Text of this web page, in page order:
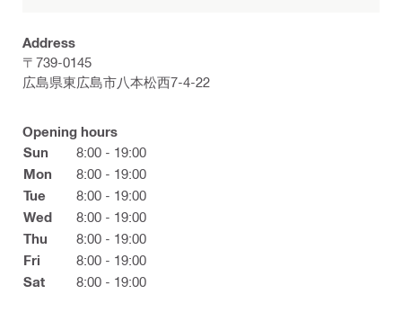
Address
〒739-0145
広島県東広島市八本松西7-4-22
Opening hours
Sun
8:00 - 19:00
Mon
8:00 - 19:00
Tue
8:00 - 19:00
Wed
8:00 - 19:00
Thu
8:00 - 19:00
Fri
8:00 - 19:00
Sat
8:00 - 19:00